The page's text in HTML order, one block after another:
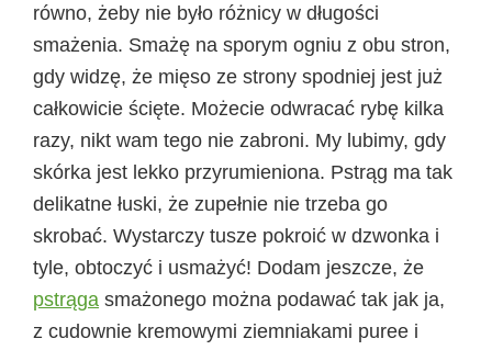
równo, żeby nie było różnicy w długości
smażenia. Smażę na sporym ogniu z obu stron,
gdy widzę, że mięso ze strony spodniej jest już
całkowicie ścięte. Możecie odwracać rybę kilka
razy, nikt wam tego nie zabroni. My lubimy, gdy
skórka jest lekko przyrumieniona. Pstrąg ma tak
delikatne łuski, że zupełnie nie trzeba go
skrobać. Wystarczy tusze pokroić w dzwonka i
tyle, obtoczyć i usmażyć! Dodam jeszcze, że
pstrąga smażonego można podawać tak jak ja,
z cudownie kremowymi ziemniakami puree i